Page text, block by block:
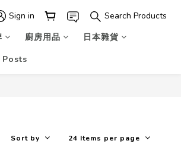
Sign in
Search Products
廚房用品
日本雜貨
Sort by 24 Items per page